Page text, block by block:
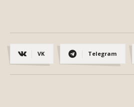
Фонетический разбор:
Фонетический разбор:
VK Telegram